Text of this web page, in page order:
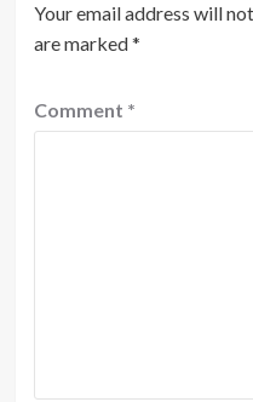
Your email address will
are marked*
Comment *